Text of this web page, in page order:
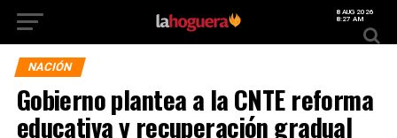
8 AUG 2026
8:27 AM
NACIÓN
Gobierno plantea a la CNTE reforma
educativa y recuperación gradual